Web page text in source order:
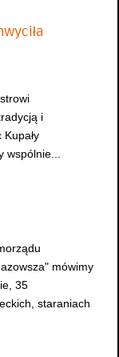
i
mówimy
35
staraniach